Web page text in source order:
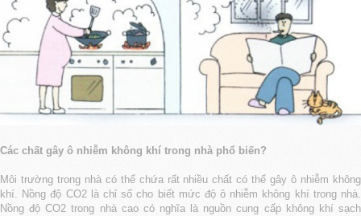
Các chất gây ô nhiễm không khí trong nhà phổ biến?
Môi trường trong nhà có thể chứa rất nhiều chất có thể gây ô nhiễm không
khí. Nồng độ CO2 là chỉ số cho biết mức độ ô nhiễm không khí trong nhà.
Nồng độ CO2 trong nhà cao có nghĩa là nguồn cung cấp không khí sạch